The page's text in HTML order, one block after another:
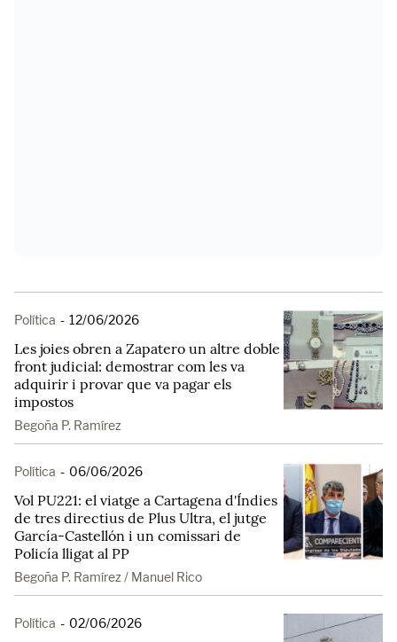
Política - 12/06/2026
Les joies obren a Zapatero un altre doble
front judicial: demostrar com les va
adquirir i provar que va pagar els
impostos
Begoña P. Ramírez
Política - 06/06/2026
Vol PU221: el viatge a Cartagena d'Índies
de tres directius de Plus Ultra, el jutge
García-Castellón i un comissari de
Policía lligat al PP
Begoña P. Ramírez / Manuel Rico
Política - 02/06/2026